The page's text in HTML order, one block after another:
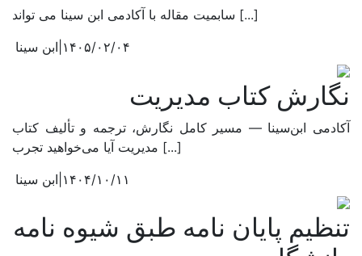
سابمیت مقاله با آکادمی ابن سینا می تواند [...]
۱۴۰۵/۰۲/۰۴ ابن سینا
نگارش کتاب مدیریت
آکادمی ابن‌سینا — مسیر کامل نگارش، ترجمه و تألیف کتاب
مدیریت آیا می‌خواهید تجرب [...]
۱۴۰۴/۱۰/۱۱ ابن سینا
تنظیم پایان نامه طبق شیوه نامه